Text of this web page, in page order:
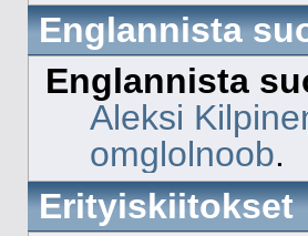
Englannista
Englannista
Aleksi
omglolnoob.
Erityiskiitokset